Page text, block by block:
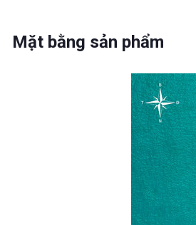
Mặt bằng sản phẩm